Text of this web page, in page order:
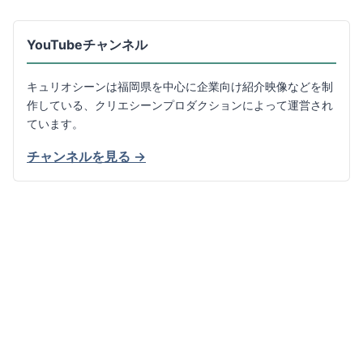
YouTubeチャンネル
キュリオシーンは福岡県を中心に企業向け紹介映像などを制
作している、クリエシーンプロダクションによって運営され
ています。
チャンネルを見る →